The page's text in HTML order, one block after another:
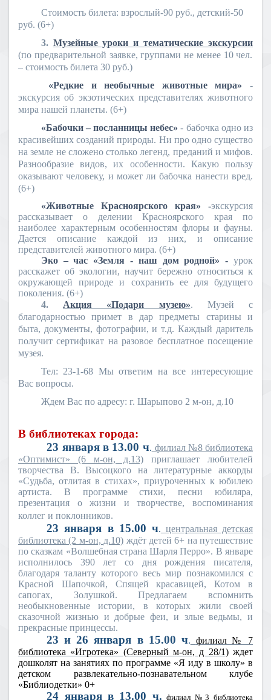
Стоимость билета: взрослый-90 руб., детский-50
руб. (6+)
3. Музейные уроки и тематические экскурсии
(по предварительной заявке, группами не менее 10 чел.
– стоимость билета 30 руб.)
«Редкие и необычные животные мира»-
экскурсия об экзотических представителях животного
мира нашей планеты. (6+)
«Бабочки – посланницы небес» - бабочка одно из
красивейших созданий природы. Ни про одно существо
на земле не сложено столько легенд, преданий и мифов.
Разнообразие видов, их особенности. Какую пользу
оказывают человеку, и может ли бабочка нанести вред.
(6+)
«Животные Красноярского края» -экскурсия
рассказывает о делении Красноярского края по
наиболее характерным особенностям флоры и фауны.
Дается описание каждой из них, и описание
представителей животного мира. (6+)
Эко – час «Земля - наш дом родной» - урок
расскажет об экологии, научит бережно относиться к
окружающей природе и сохранить ее для будущего
поколения. (6+)
4. Акция «Подари музею». Музей с
благодарностью примет в дар предметы старины и
быта, документы, фотографии, и т.д. Каждый даритель
получит сертификат на разовое бесплатное посещение
музея.
Тел: 23-1-68 Мы ответим на все интересующие
Вас вопросы.
Ждем Вас по адресу: г. Шарыпово 2 м-он, д.10
В библиотеках города:
23 января в 13.00 ч. филиал №8 библиотека
«Оптимист» (6 м-он, д.13) приглашает любителей
творчества В. Высоцкого на литературные аккорды
«Судьба, отлитая в стихах», приуроченных к юбилею
артиста. В программе стихи, песни юбиляра,
презентация о жизни и творчестве, воспоминания
коллег и поклонников.
23 января в 15.00 ч. центральная детская
библиотека (2 м-он, д.10) ждёт детей 6+ на путешествие
по сказкам «Волшебная страна Шарля Перро». В январе
исполнилось 390 лет со дня рождения писателя,
благодаря таланту которого весь мир познакомился с
Красной Шапочкой, Спящей красавицей, Котом в
сапогах, Золушкой. Предлагаем вспомнить
необыкновенные истории, в которых жили своей
сказочной жизнью и добрые феи, и злые ведьмы, и
прекрасные принцессы.
23 и 26 января в 15.00 ч. филиал № 7
библиотека «Игротека» (Северный м-он, д 28/1) ждет
дошколят на занятиях по программе «Я иду в школу» в
детском развлекательно-познавательном клубе
«Библиодетки» 0+
24 января в 13.00 ч. филиал №3 библиотека